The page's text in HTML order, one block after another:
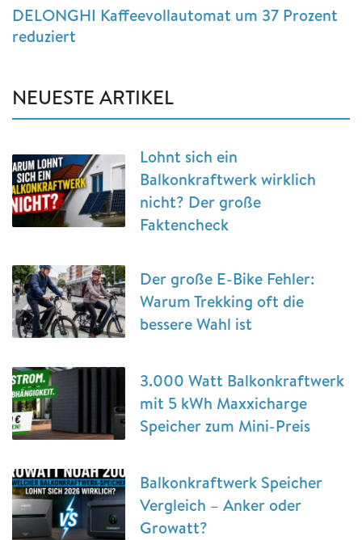
DELONGHI Kaffeevollautomat um 37 Prozent
reduziert
NEUESTE ARTIKEL
Lohnt sich ein
Balkonkraftwerk wirklich
nicht? Der große
Faktencheck
Der große E-Bike Fehler:
Warum Trekking oft die
bessere Wahl ist
3.000 Watt Balkonkraftwerk
mit 5 kWh Maxxicharge
Speicher zum Mini-Preis
Balkonkraftwerk Speicher
Vergleich – Anker oder
Growatt?